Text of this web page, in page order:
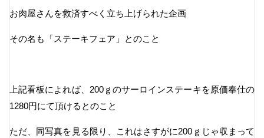
お肉屋さんを救済すべく立ち上げられた企画
その名も「ステーキフェア」とのこと
上記看板によれば、200ｇのサーロインステーキを原価奉仕の
1280円にて頂けるとのこと
ただ、同写真を見る限り、これはさすがに200ｇじゃ収まって